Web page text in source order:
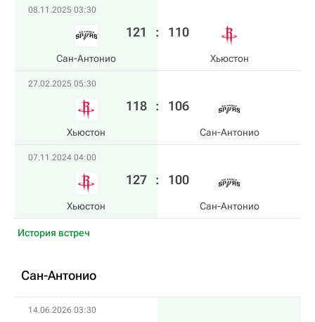
08.11.2025 03:30
Сан-Антонио
121 : 110
Хьюстон
27.02.2025 05:30
Хьюстон
118 : 106
Сан-Антонио
07.11.2024 04:00
Хьюстон
127 : 100
Сан-Антонио
История встреч
Сан-Антонио
14.06.2026 03:30